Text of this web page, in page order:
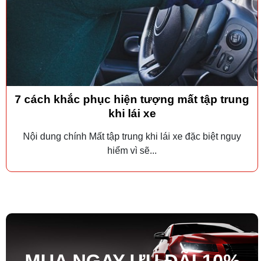
7 cách khắc phục hiện tượng mất tập trung
khi lái xe
Nội dung chính Mất tập trung khi lái xe đặc biệt nguy
hiểm vì sẽ...